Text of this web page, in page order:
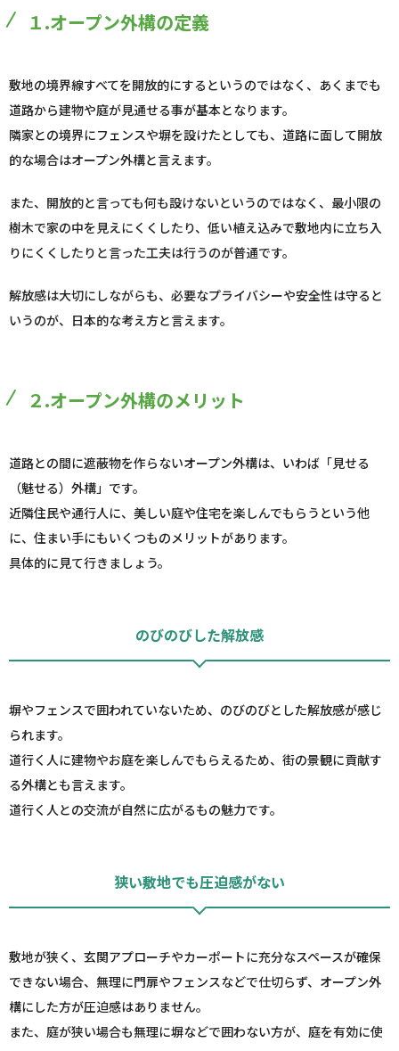
１.オープン外構の定義
敷地の境界線すべてを開放的にするというのではなく、あくまでも
道路から建物や庭が見通せる事が基本となります。
隣家との境界にフェンスや塀を設けたとしても、道路に面して開放
的な場合はオープン外構と言えます。
また、開放的と言っても何も設けないというのではなく、最小限の
樹木で家の中を見えにくくしたり、低い植え込みで敷地内に立ち入
りにくくしたりと言った工夫は行うのが普通です。
解放感は大切にしながらも、必要なプライバシーや安全性は守ると
いうのが、日本的な考え方と言えます。
２.オープン外構のメリット
道路との間に遮蔽物を作らないオープン外構は、いわば「見せる
（魅せる）外構」です。
近隣住民や通行人に、美しい庭や住宅を楽しんでもらうという他
に、住まい手にもいくつものメリットがあります。
具体的に見て行きましょう。
のびのびした解放感
塀やフェンスで囲われていないため、のびのびとした解放感が感じ
られます。
道行く人に建物やお庭を楽しんでもらえるため、街の景観に貢献す
る外構とも言えます。
道行く人との交流が自然に広がるもの魅力です。
狭い敷地でも圧迫感がない
敷地が狭く、玄関アプローチやカーポートに充分なスペースが確保
できない場合、無理に門扉やフェンスなどで仕切らず、オープン外
構にした方が圧迫感はありません。
また、庭が狭い場合も無理に塀などで囲わない方が、庭を有効に使